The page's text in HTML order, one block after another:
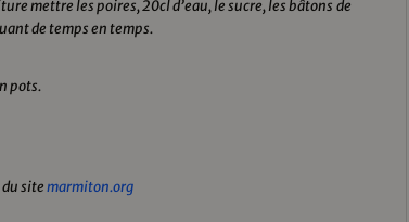
mettre les poires, 20cl d’eau, le sucre, les bâtons de
de temps en temps.
pots.
du sitemarmiton.org